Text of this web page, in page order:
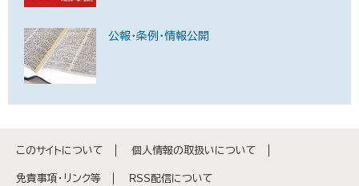
公報・条例・情報公開
このサイトについて 個人情報の取扱いについて
免責事項・リンク等 RSS配信について